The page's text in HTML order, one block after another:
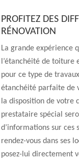
PROFITEZ DES
RÉNOVATION
La grande expérience
l’étanchéité de toiture
pour ce type de
étanchéité parfaite de
la disposition de votre
prestataire spécial
d’informations sur
rendez-vous dans ses
posez-lui directement